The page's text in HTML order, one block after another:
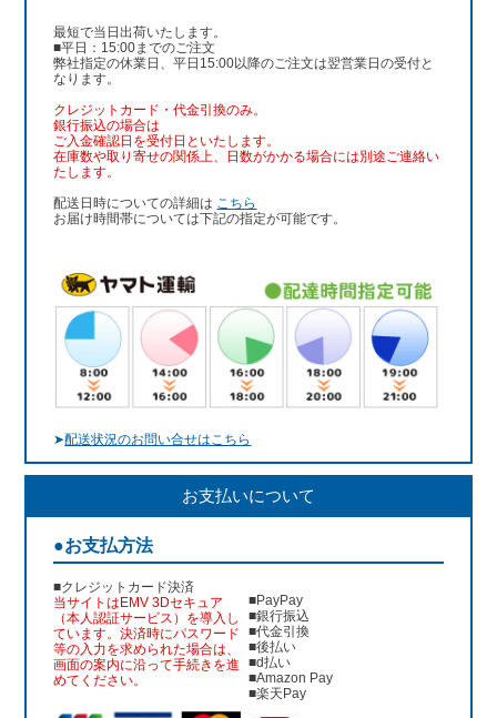
最短で当日出荷いたします。
■平日：15:00までのご注文
弊社指定の休業日、平日15:00以降のご注文は翌営業日の受付と
なります。
クレジットカード・代金引換のみ。
銀行振込の場合は
ご入金確認日を受付日といたします。
在庫数や取り寄せの関係上、日数がかかる場合には別途ご連絡い
たします。
配送日時についての詳細は こちら
お届け時間帯については下記の指定が可能です。
➤配送状況のお問い合せはこちら
お支払いについて
●お支払方法
■クレジットカード決済
当サイトはEMV 3Dセキュア
（本人認証サービス）を導入し
ています。決済時にパスワード
等の入力を求められた場合は、
画面の案内に沿って手続きを進
めてください。
■PayPay
■銀行振込
■代金引換
■後払い
■d払い
■Amazon Pay
■楽天Pay